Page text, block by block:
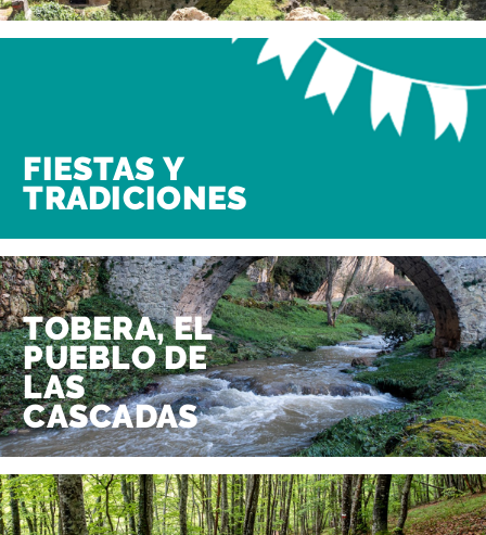
FIESTAS Y
TRADICIONES
TOBERA, EL
PUEBLO DE
LAS
CASCADAS